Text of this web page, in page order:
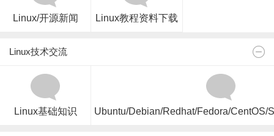
Linux/开源新闻 Linux教程资料下载
Linux技术交流
Linux基础知识 Ubuntu/Debian/Redhat/Fedora/CentOS/